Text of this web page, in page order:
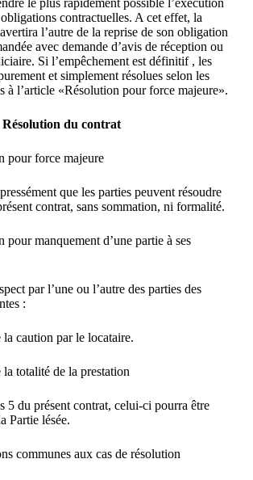
le plus rapidement possible l’exécution
contractuelles. A cet effet, la
l’autre de la reprise de son obligation
avec demande d’avis de réception ou
Si l’empêchement est définitif , les
et simplement résolues selon les
à l’article «Résolution pour force majeure».
du contrat
pour force majeure
que les parties peuvent résoudre
contrat, sans sommation, ni formalité.
pour manquement d’une partie à ses
par l’une ou l’autre des parties des
:
caution par le locataire.
totalité de la prestation
5 du présent contrat, celui-ci pourra être
Partie lésée.
communes aux cas de résolution